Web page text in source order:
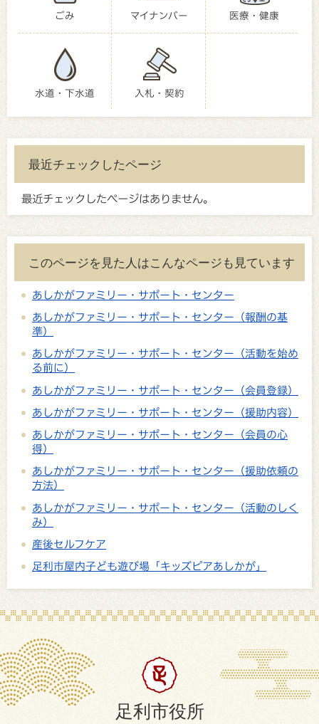
ごみ マイナンバー 医療・健康
水道・下水道 入札・契約
最近チェックしたページ
最近チェックしたページはありません。
このページを見た人はこんなページも見ています
あしかがファミリー・サポート・センター
あしかがファミリー・サポート・センター（報酬の基
準）
あしかがファミリー・サポート・センター（活動を始め
る前に）
あしかがファミリー・サポート・センター（会員登録）
あしかがファミリー・サポート・センター（援助内容）
あしかがファミリー・サポート・センター（会員の心
得）
あしかがファミリー・サポート・センター（援助依頼の
方法）
あしかがファミリー・サポート・センター（活動のしく
み）
産後セルフケア
足利市屋内子ども遊び場「キッズピアあしかが」
足利市役所